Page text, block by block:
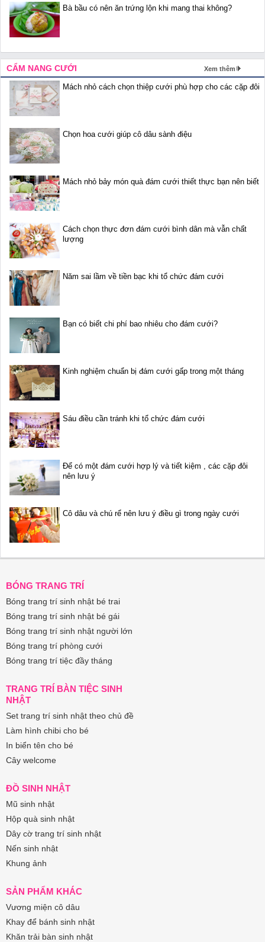
Bà bầu có nên ăn trứng lộn khi mang thai không?
CẨM NANG CƯỚI Xem thêm
Mách nhỏ cách chọn thiệp cưới phù hợp cho các cặp đôi
Chọn hoa cưới giúp cô dâu sành điệu
Mách nhỏ bảy món quà đám cưới thiết thực bạn nên biết
Cách chọn thực đơn đám cưới bình dân mà vẫn chất
lượng
Năm sai lầm về tiền bạc khi tổ chức đám cưới
Bạn có biết chi phí bao nhiêu cho đám cưới?
Kinh nghiệm chuẩn bị đám cưới gấp trong một tháng
Sáu điều cần tránh khi tổ chức đám cưới
Để có một đám cưới hợp lý và tiết kiệm , các cặp đôi
nên lưu ý
Cô dâu và chú rể nên lưu ý điều gì trong ngày cưới
BÓNG TRANG TRÍ
Bóng trang trí sinh nhật bé trai
Bóng trang trí sinh nhật bé gái
Bóng trang trí sinh nhật người lớn
Bóng trang trí phòng cưới
Bóng trang trí tiệc đầy tháng
TRANG TRÍ BÀN TIỆC SINH
NHẬT
Set trang trí sinh nhật theo chủ đề
Làm hình chibi cho bé
In biển tên cho bé
Cây welcome
ĐỒ SINH NHẬT
Mũ sinh nhật
Hộp quà sinh nhật
Dây cờ trang trí sinh nhật
Nến sinh nhật
Khung ảnh
SẢN PHẨM KHÁC
Vương miện cô dâu
Khay để bánh sinh nhật
Khăn trải bàn sinh nhật